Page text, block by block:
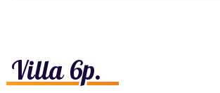
Villa 6p.